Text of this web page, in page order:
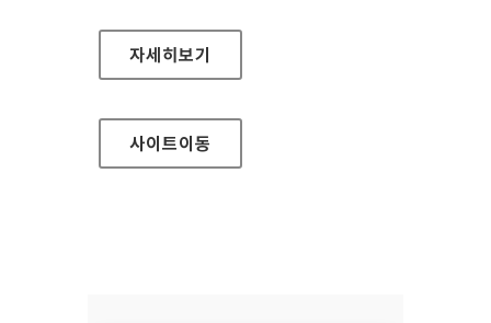
규제샌드박스
자세히보기
사이트이동